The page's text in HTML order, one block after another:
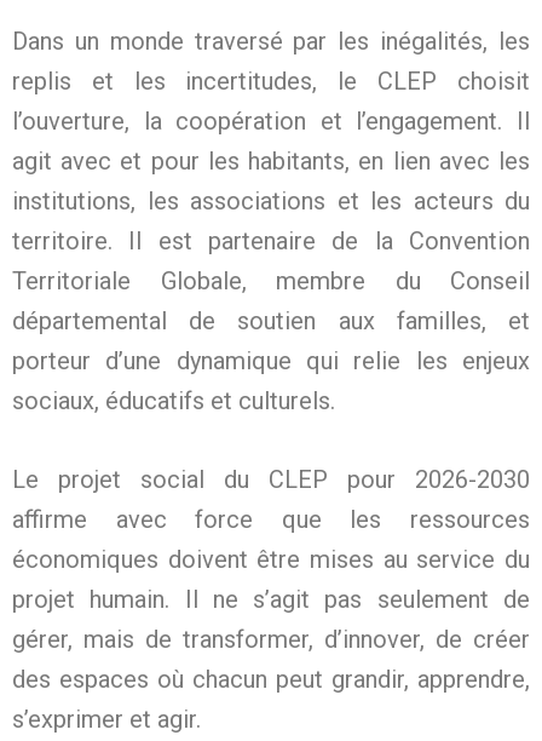
Dans un monde traversé par les inégalités, les
replis et les incertitudes, le CLEP choisit
l’ouverture, la coopération et l’engagement. Il
agit avec et pour les habitants, en lien avec les
institutions, les associations et les acteurs du
territoire. Il est partenaire de la Convention
Territoriale Globale, membre du Conseil
départemental de soutien aux familles, et
porteur d’une dynamique qui relie les enjeux
sociaux, éducatifs et culturels.
Le projet social du CLEP pour 2026-2030
affirme avec force que les ressources
économiques doivent être mises au service du
projet humain. Il ne s’agit pas seulement de
gérer, mais de transformer, d’innover, de créer
des espaces où chacun peut grandir, apprendre,
s’exprimer et agir.